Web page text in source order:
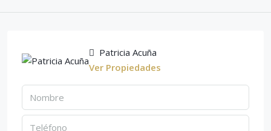
Patricia Acuña
Ver Propiedades